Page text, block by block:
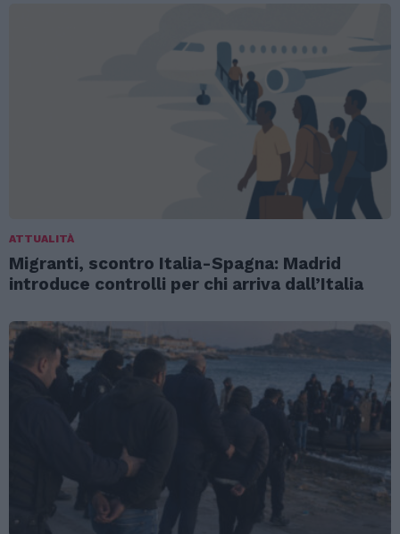
ATTUALITÀ
Migranti, scontro Italia-Spagna: Madrid
introduce controlli per chi arriva dall’Italia